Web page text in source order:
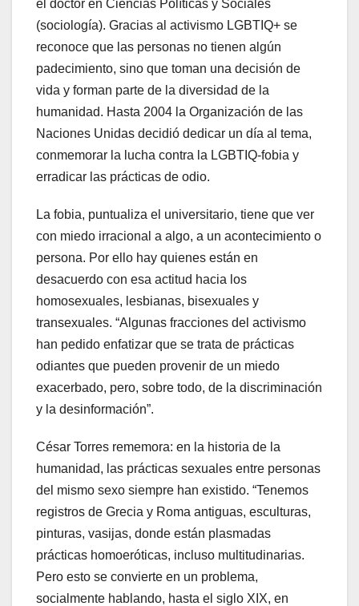
el doctor en Ciencias Políticas y Sociales
(sociología). Gracias al activismo LGBTIQ+ se
reconoce que las personas no tienen algún
padecimiento, sino que toman una decisión de
vida y forman parte de la diversidad de la
humanidad. Hasta 2004 la Organización de las
Naciones Unidas decidió dedicar un día al tema,
conmemorar la lucha contra la LGBTIQ-fobia y
erradicar las prácticas de odio.
La fobia, puntualiza el universitario, tiene que ver
con miedo irracional a algo, a un acontecimiento o
persona. Por ello hay quienes están en
desacuerdo con esa actitud hacia los
homosexuales, lesbianas, bisexuales y
transexuales. “Algunas fracciones del activismo
han pedido enfatizar que se trata de prácticas
odiantes que pueden provenir de un miedo
exacerbado, pero, sobre todo, de la discriminación
y la desinformación”.
César Torres rememora: en la historia de la
humanidad, las prácticas sexuales entre personas
del mismo sexo siempre han existido. “Tenemos
registros de Grecia y Roma antiguas, esculturas,
pinturas, vasijas, donde están plasmadas
prácticas homoeróticas, incluso multitudinarias.
Pero esto se convierte en un problema,
socialmente hablando, hasta el siglo XIX, en